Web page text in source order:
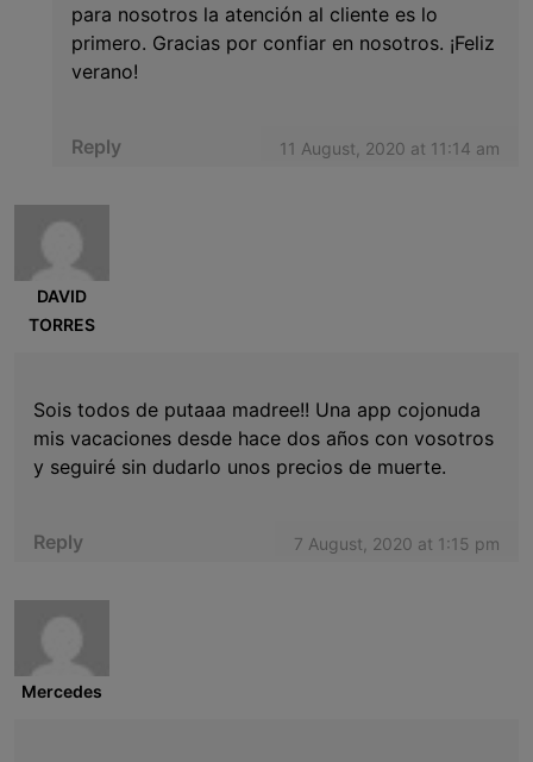
11 August, 2020 at 11:14 am
para nosotros la atención al cliente es lo
primero. Gracias por confiar en nosotros. ¡Feliz
verano!
Reply
DAVID
TORRES
7 August, 2020 at 1:15 pm
Sois todos de putaaa madree!! Una app cojonuda
mis vacaciones desde hace dos años con vosotros
y seguiré sin dudarlo unos precios de muerte.
Reply
Mercedes